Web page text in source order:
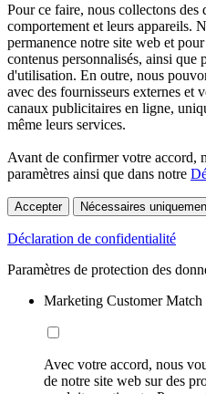
Pour ce faire, nous collectons des
comportement et leurs appareils.
permanence notre site web et
contenus personnalisés, ainsi que
d'utilisation. En outre, nous
avec des fournisseurs externes et
canaux publicitaires en ligne,
même leurs services.
Avant de confirmer votre accord,
paramètres ainsi que dans notre
Accepter Nécessaires
Déclaration de confidentialité
Paramètres de protection des
Marketing Customer Match
Avec votre accord, nous
de notre site web sur des